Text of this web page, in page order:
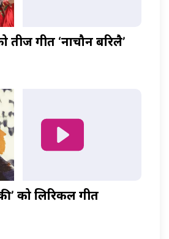
तीज गीत ‘नाचौन बरिलै’
को लिरिकल गीत